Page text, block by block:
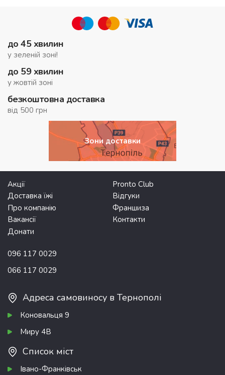
до 45 хвилин
у зеленій зоні!
до 59 хвилин
у жовтій зоні
безкоштовна доставка
від 500 грн
Зони доставки
Акції
Pronto Club
Доставка їжі
Відгуки
Про компанію
Франшиза
Вакансії
Контакти
Донати
096 117 0029
066 117 0029
Адреса самовиносу в Тернополі
Коновальця 9
Миру 4В
Список міст
Івано-Франківськ